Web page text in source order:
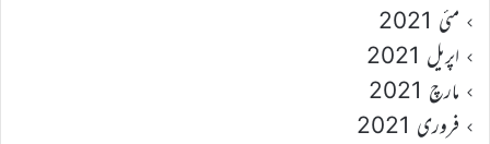
مئی 2021
اپریل 2021
مارچ 2021
فروری 2021